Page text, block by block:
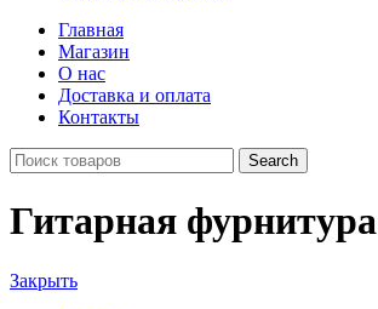
Главная
Магазин
О нас
Доставка и оплата
Контакты
Search
Гитарная фурнитура
Закрыть